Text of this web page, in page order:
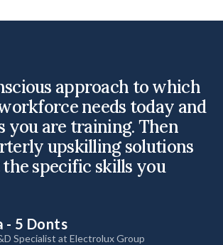
approach to which
needs today and
you are training. Then
upskilling solutions
specific skills you
- 5 Donts
Specialist at Electrolux Group